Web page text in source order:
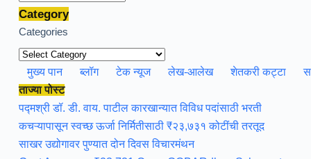
Category
Categories
मुख्य पान ब्लॉग टेक न्यूज लेख-आलेख शेतकरी कट्टा
ताज्या पोस्ट
पद्मश्री डॉ. डी. वाय. पाटील कारखान्यात विविध पदांसाठी भरती
कचऱ्यापासून स्वच्छ ऊर्जा निर्मितीसाठी ₹२३,७३१ कोटींची तरतूद
साखर उद्योगावर पुण्यात दोन दिवस विचारमंथन